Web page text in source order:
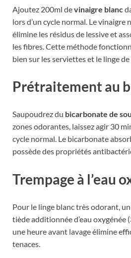
Ajoutez 200ml devinaigre blanc
lors d’un cycle normal. Le vinaigre
élimine les résidus de lessive et
les fibres. Cette méthode
bien sur les serviettes et le linge
Prétraitement au
Saupoudrez du bicarbonate de
zones odorantes, laissez agir 30
cycle normal. Le bicarbonate
possède des propriétés
Trempage à l’eau
Pour le linge blanc très odorant, un
tiède additionnée d’eau oxygénée
une heure avant lavage élimine
tenaces.